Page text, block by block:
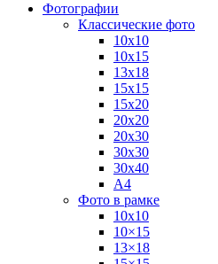
Фотографии
Классические фото
10х10
10х15
13х18
15х15
15х20
20х20
20х30
30х30
30х40
А4
Фото в рамке
10х10
10×15
13×18